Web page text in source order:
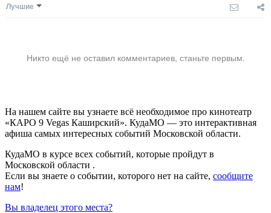
Лучшие
Никто ещё не оставил комментариев, станьте первым.
На нашем сайте вы узнаете всё необходимое про кинотеатр
«КАРО 9 Vegas Каширский». КудаМО — это интерактивная
афиша самых интересных событий Московской области.
КудаМО в курсе всех событий, которые пройдут в
Московской области .
Если вы знаете о событии, которого нет на сайте, сообщите
нам!
Вы владелец этого места?